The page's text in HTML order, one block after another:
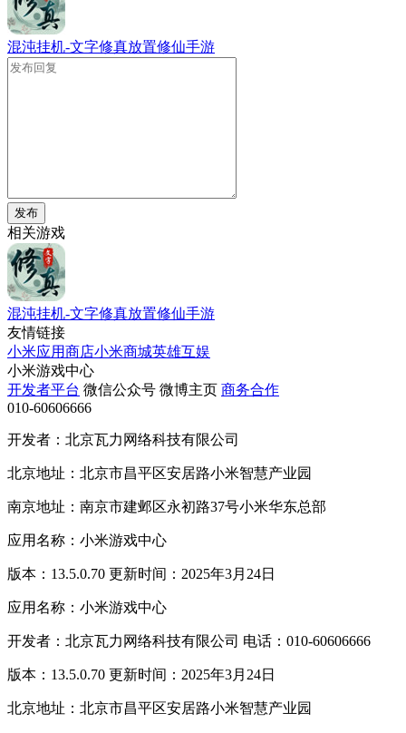
混沌挂机-文字修真放置修仙手游
发布
相关游戏
混沌挂机-文字修真放置修仙手游
友情链接
小米应用商店小米商城英雄互娱
小米游戏中心
开发者平台 微信公众号 微博主页 商务合作
010-60606666
开发者：北京瓦力网络科技有限公司
北京地址：北京市昌平区安居路小米智慧产业园
南京地址：南京市建邺区永初路37号小米华东总部
应用名称：小米游戏中心
版本：13.5.0.70 更新时间：2025年3月24日
应用名称：小米游戏中心
开发者：北京瓦力网络科技有限公司 电话：010-60606666
版本：13.5.0.70 更新时间：2025年3月24日
北京地址：北京市昌平区安居路小米智慧产业园